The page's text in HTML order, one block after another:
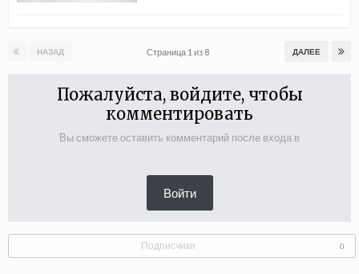
НАЗАД ДАЛЕЕ
Страница 1 из 8
Пожалуйста, войдите, чтобы
комментировать
Вы сможете оставить комментарий после входа в
Войти
Подписчики 0